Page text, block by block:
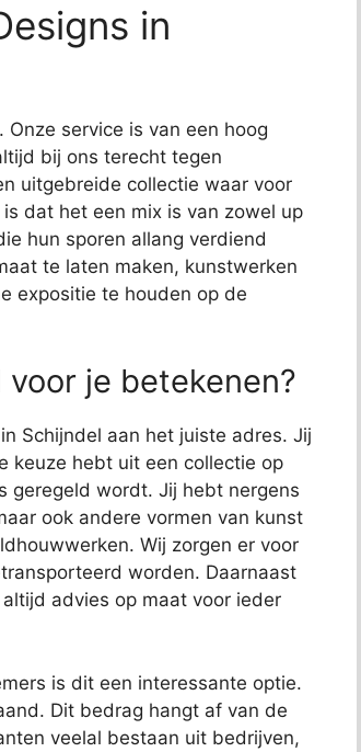
in
service is van een hoog
bij ons terecht tegen
uitgebreide collectie waar voor
dat het een mix is van zowel up
hun sporen allang verdiend
te laten maken, kunstwerken
expositie te houden op de
je betekenen?
Schijndel aan het juiste adres. Jij
keuze hebt uit een collectie op
geregeld wordt. Jij hebt nergens
ook andere vormen van kunst
Wij zorgen er voor
worden. Daarnaast
advies op maat voor ieder
is dit een interessante optie.
Dit bedrag hangt af van de
veelal bestaan uit bedrijven,